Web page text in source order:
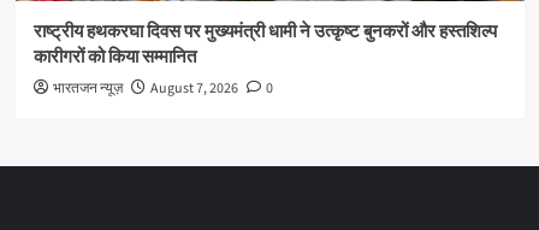
राष्ट्रीय हथकरघा दिवस पर मुख्यमंत्री धामी ने उत्कृष्ट बुनकरों और हस्तशिल्प
कारीगरों को किया सम्मानित
भारतजन न्यूज़ August 7, 2026 0